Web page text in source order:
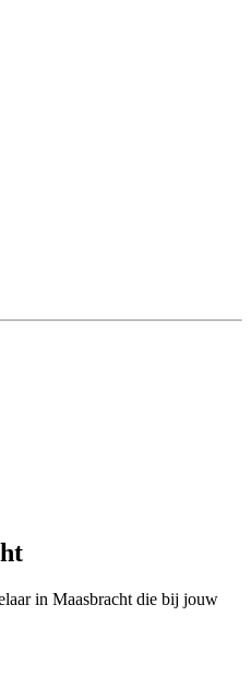
in Maasbracht die bij jouw